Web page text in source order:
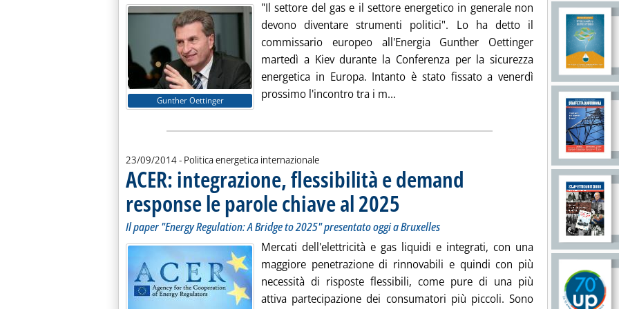
Gunther Oettinger
"Il settore del gas e il settore energetico in generale non
devono diventare strumenti politici". Lo ha detto il
commissario europeo all'Energia Gunther Oettinger
martedì a Kiev durante la Conferenza per la sicurezza
energetica in Europa. Intanto è stato fissato a venerdì
prossimo l'incontro tra i m... Leggi tutta la notizia: 'Gas Ucraina, venerdì
23/09/2014- Politica energetica internazionale
ACER: integrazione, flessibilità e demand
response le parole chiave al 2025 . Sottotitolo: Il paper "Energy Regulation: A Bridge to 2025"
. Pubblicata martedì 23 settembre 2014 alle 17.55.
Il paper "Energy Regulation: A Bridge to 2025" presentato oggi a Bruxelles
Mercati dell'elettricità e gas liquidi e integrati, con una
maggiore penetrazione di rinnovabili e quindi con più
necessità di risposte flessibili, come pure di una più
attiva partecipazione dei consumatori più piccoli. Sono